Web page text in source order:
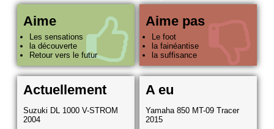
Aime
Les sensations
la découverte
Retour vers le futur
Aime pas
Le foot
la fainéantise
la suffisance
Actuellement
Suzuki DL 1000 V-STROM
2004
A eu
Yamaha 850 MT-09 Tracer
2015